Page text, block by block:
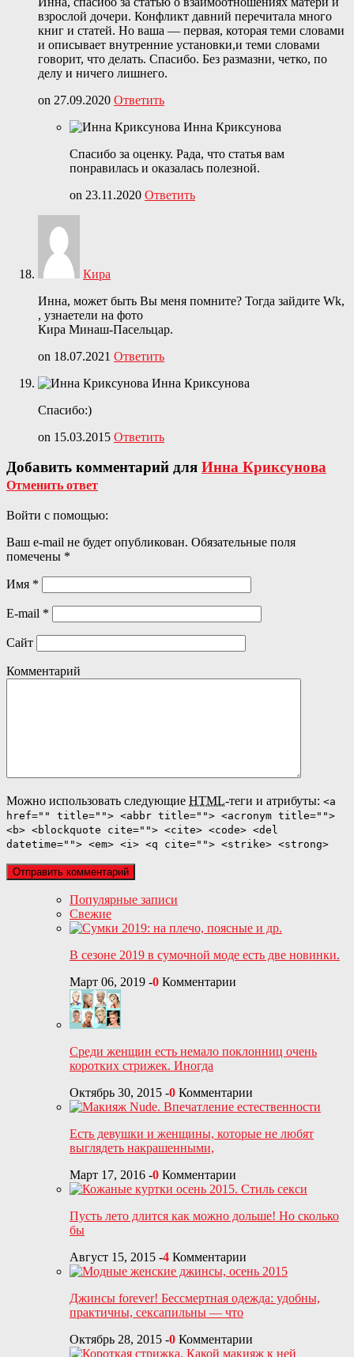
взрослой дочери. Конфликт давний перечитала много
книг и статей. Но ваша — первая, которая теми словами
и описывает внутренние установки,и теми словами
говорит, что делать. Спасибо. Без размазни, четко, по
делу и ничего лишнего.
on 27.09.2020 Ответить
Инна Криксунова
Спасибо за оценку. Рада, что статья вам
понравилась и оказалась полезной.
on 23.11.2020 Ответить
Кира
Инна, может быть Вы меня помните? Тогда зайдите Wk,
, узнаетели на фото
Кира Минаш-Пасельцар.
on 18.07.2021 Ответить
Инна Криксунова
Спасибо:)
on 15.03.2015 Ответить
Добавить комментарий для Инна Криксунова
Отменить ответ
Войти с помощью:
Ваш e-mail не будет опубликован. Обязательные поля
помечены *
Имя *
E-mail *
Сайт
Комментарий
Можно использовать следующие HTML-теги и атрибуты: <a
href="" title=""> <abbr title=""> <acronym title="">
<b> <blockquote cite=""> <cite> <code> <del
datetime=""> <em> <i> <q cite=""> <strike> <strong>
Популярные записи
Свежие
В сезоне 2019 в сумочной моде есть две новинки.
Март 06, 2019 -0 Комментарии
Среди женщин есть немало поклонниц очень
коротких стрижек. Иногда
Октябрь 30, 2015 -0 Комментарии
Есть девушки и женщины, которые не любят
выглядеть накрашенными,
Март 17, 2016 -0 Комментарии
Пусть лето длится как можно дольше! Но сколько
бы
Август 15, 2015 -4 Комментарии
Джинсы forever! Бессмертная одежда: удобны,
практичны, сексапильны — что
Октябрь 28, 2015 -0 Комментарии